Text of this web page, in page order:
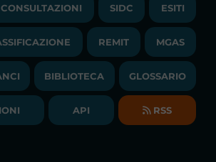
PUBBLICAZIONI
COMUNICATI/NEWS
NEWSLETTER
BILANCI DI ESERCIZIO
LAVORA CON NOI
DI GARA E CONTRATTI
SOCIETA' TRASPARENTE
LIQUIDITY PROVIDERS
BIBLIOTECA
GLOSSARIO
CONSULTAZIONI SIDC ESITI
REMIT MGAS
BIBLIOTECA GLOSSARIO
API RSS